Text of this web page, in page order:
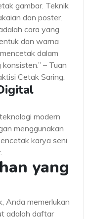
gambar. Teknik
dan poster.
cara yang
dan warna
dalam
– Tuan
Cetak Saring.
modern
menggunakan
karya seni
yang
Anda memerlukan
adalah daftar